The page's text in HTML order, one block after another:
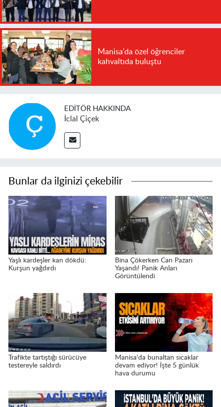
Manisa'da özel öğrenciler
kahvaltıda buluştu
EDITÖR HAKKINDA
İclal Çiçek
Bunlar da ilginizi çekebilir
Yaşlı kardeşler kan dökdü:
Kurşun yağdırdı
Bina Çökerken Can Pazarı
Yaşandı! Panik Anları
Görüntülendi
Trafikte tartıştığı sürücüye
testereyle saldırdı
Manisa'da bunaltan sıcaklar
devam ediyor! İşte 5 günlük
hava durumu